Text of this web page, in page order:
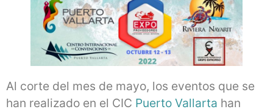
Al corte del mes de mayo, los eventos que se
han realizado en el CIC Puerto Vallarta han